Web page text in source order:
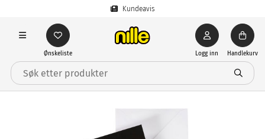
Kundeavis
Ønskeliste Logg inn Handlekurv